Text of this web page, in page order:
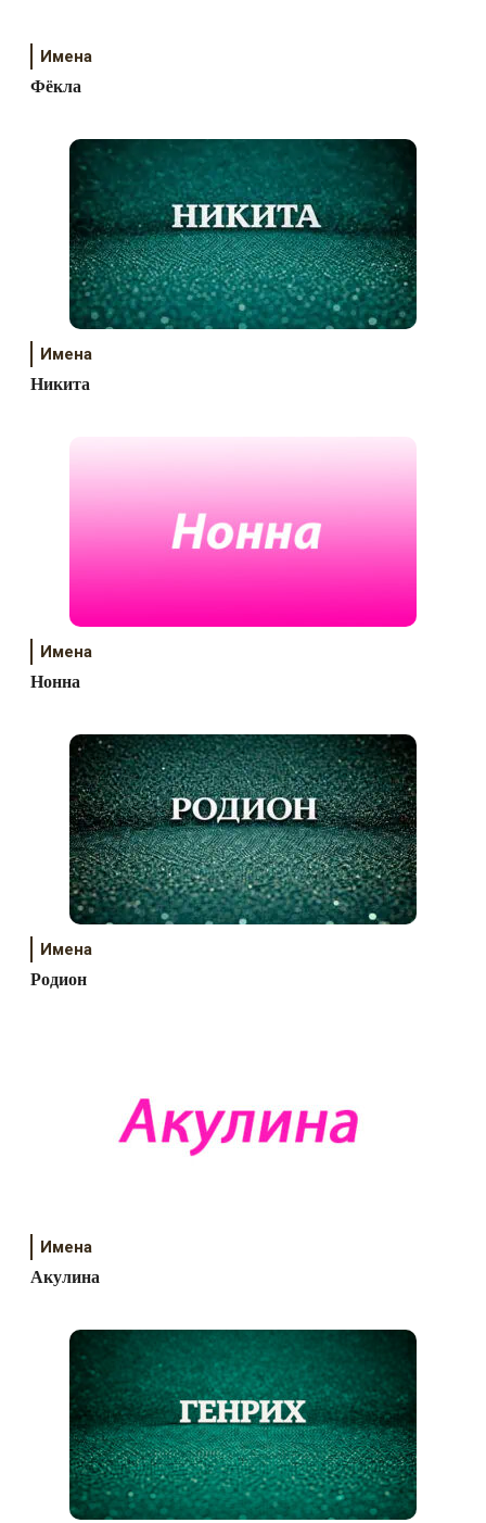
Имена
Фёкла
Имена
Никита
Имена
Нонна
Имена
Родион
Имена
Акулина